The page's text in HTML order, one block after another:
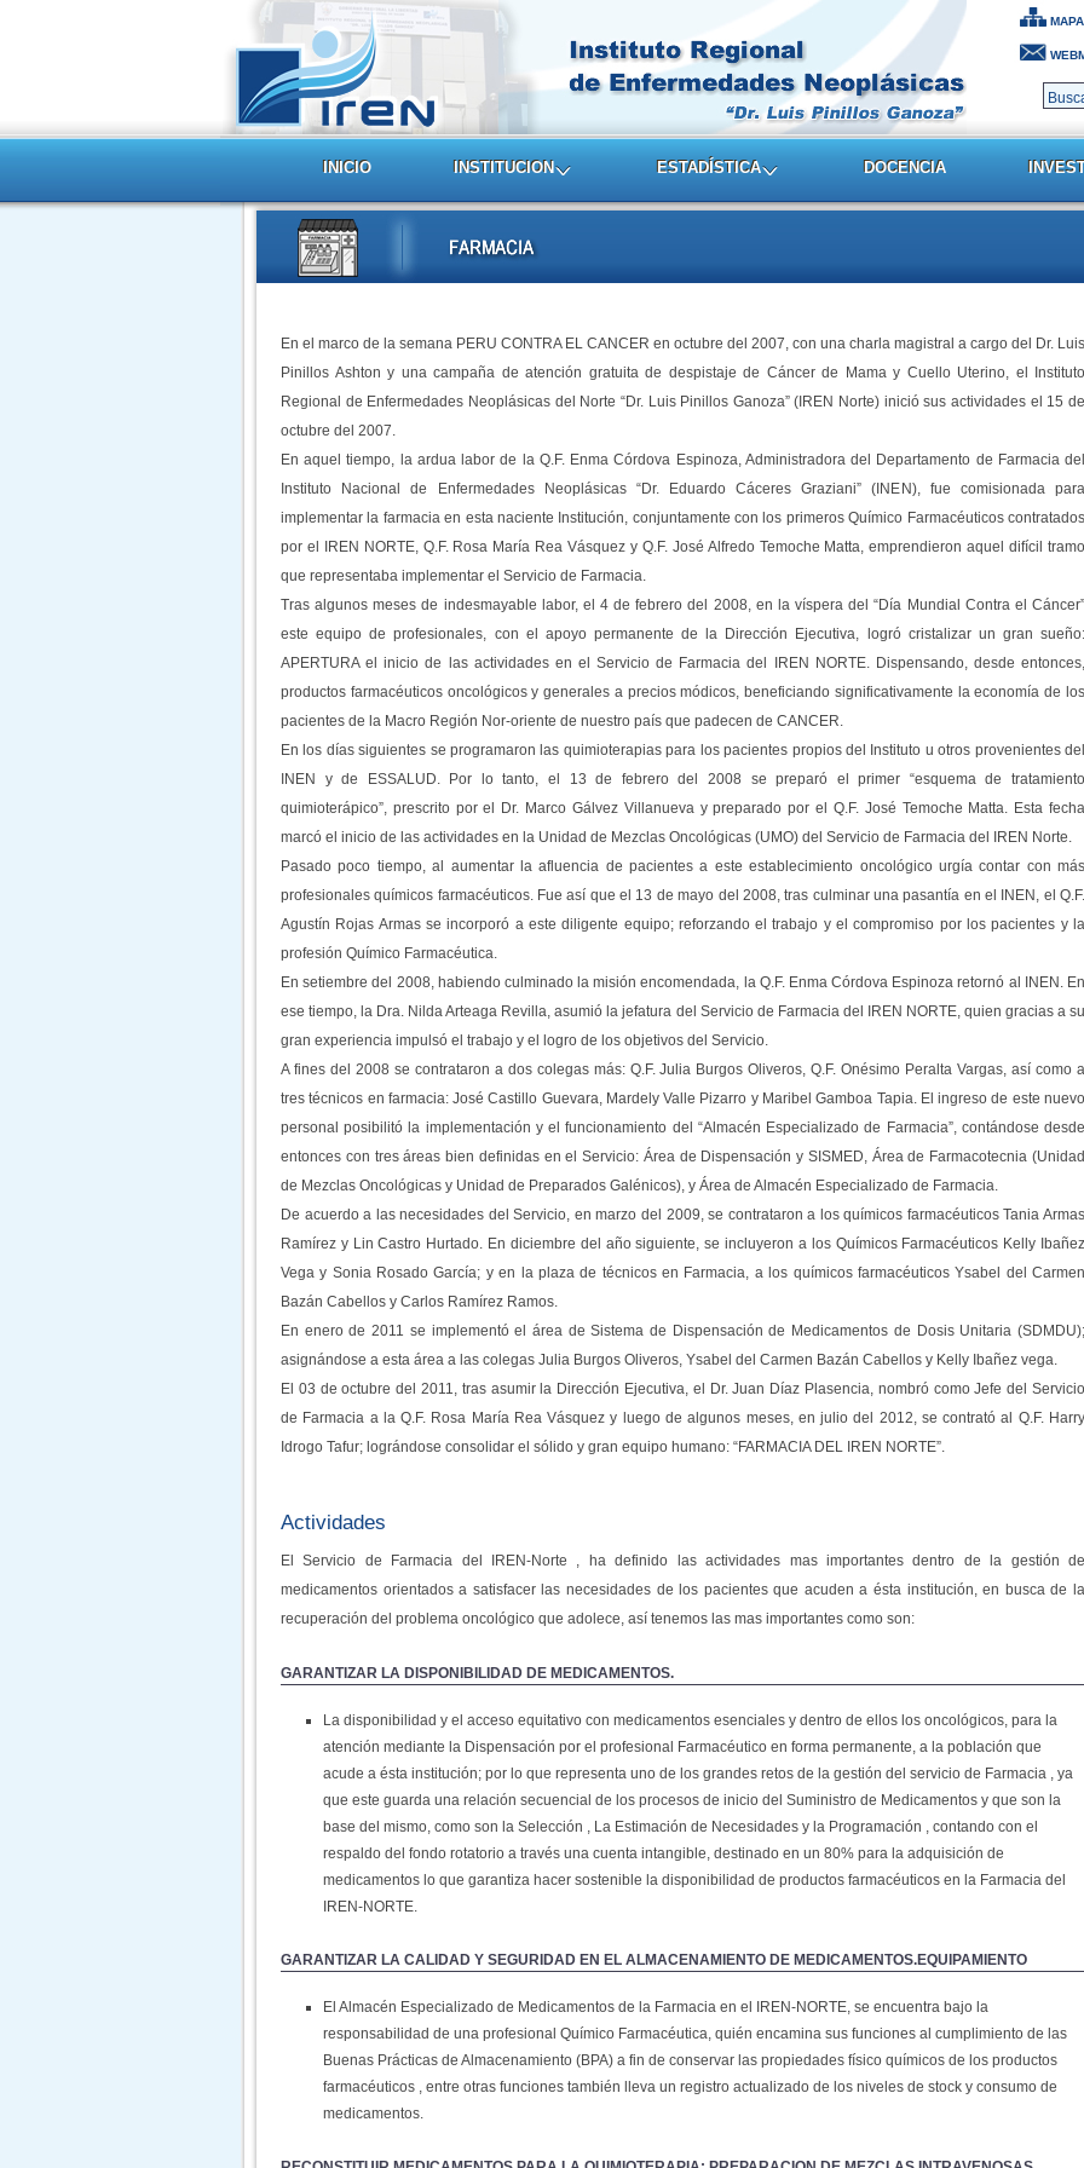
INICIO INSTITUCION ESTADÍSTICA DOCENCIA
En el marco de la semana PERU CONTRA EL CANCER en octubre del 2007, con una charla magistral a cargo del Dr. Luis
Pinillos Ashton y una campaña de atención gratuita de despistaje de Cáncer de Mama y Cuello Uterino, el Instituto
Regional de Enfermedades Neoplásicas del Norte “Dr. Luis Pinillos Ganoza” (IREN Norte) inició sus actividades el 15 de
octubre del 2007.
En aquel tiempo, la ardua labor de la Q.F. Enma Córdova Espinoza, Administradora del Departamento de Farmacia del
Instituto Nacional de Enfermedades Neoplásicas “Dr. Eduardo Cáceres Graziani” (INEN), fue comisionada para
implementar la farmacia en esta naciente Institución, conjuntamente con los primeros Químico Farmacéuticos contratados
por el IREN NORTE, Q.F. Rosa María Rea Vásquez y Q.F. José Alfredo Temoche Matta, emprendieron aquel difícil tramo
que representaba implementar el Servicio de Farmacia.
Tras algunos meses de indesmayable labor, el 4 de febrero del 2008, en la víspera del “Día Mundial Contra el Cáncer”
este equipo de profesionales, con el apoyo permanente de la Dirección Ejecutiva, logró cristalizar un gran sueño:
APERTURA el inicio de las actividades en el Servicio de Farmacia del IREN NORTE. Dispensando, desde entonces,
productos farmacéuticos oncológicos y generales a precios módicos, beneficiando significativamente la economía de los
pacientes de la Macro Región Nor-oriente de nuestro país que padecen de CANCER.
En los días siguientes se programaron las quimioterapias para los pacientes propios del Instituto u otros provenientes del
INEN y de ESSALUD. Por lo tanto, el 13 de febrero del 2008 se preparó el primer “esquema de tratamiento
quimioterápico”, prescrito por el Dr. Marco Gálvez Villanueva y preparado por el Q.F. José Temoche Matta. Esta fecha
marcó el inicio de las actividades en la Unidad de Mezclas Oncológicas (UMO) del Servicio de Farmacia del IREN Norte.
Pasado poco tiempo, al aumentar la afluencia de pacientes a este establecimiento oncológico urgía contar con más
profesionales químicos farmacéuticos. Fue así que el 13 de mayo del 2008, tras culminar una pasantía en el INEN, el Q.F.
Agustín Rojas Armas se incorporó a este diligente equipo; reforzando el trabajo y el compromiso por los pacientes y la
profesión Químico Farmacéutica.
En setiembre del 2008, habiendo culminado la misión encomendada, la Q.F. Enma Córdova Espinoza retornó al INEN. En
ese tiempo, la Dra. Nilda Arteaga Revilla, asumió la jefatura del Servicio de Farmacia del IREN NORTE, quien gracias a su
gran experiencia impulsó el trabajo y el logro de los objetivos del Servicio.
A fines del 2008 se contrataron a dos colegas más: Q.F. Julia Burgos Oliveros, Q.F. Onésimo Peralta Vargas, así como a
tres técnicos en farmacia: José Castillo Guevara, Mardely Valle Pizarro y Maribel Gamboa Tapia. El ingreso de este nuevo
personal posibilitó la implementación y el funcionamiento del “Almacén Especializado de Farmacia”, contándose desde
entonces con tres áreas bien definidas en el Servicio: Área de Dispensación y SISMED, Área de Farmacotecnia (Unidad
de Mezclas Oncológicas y Unidad de Preparados Galénicos), y Área de Almacén Especializado de Farmacia.
De acuerdo a las necesidades del Servicio, en marzo del 2009, se contrataron a los químicos farmacéuticos Tania Armas
Ramírez y Lin Castro Hurtado. En diciembre del año siguiente, se incluyeron a los Químicos Farmacéuticos Kelly Ibañez
Vega y Sonia Rosado García; y en la plaza de técnicos en Farmacia, a los químicos farmacéuticos Ysabel del Carmen
Bazán Cabellos y Carlos Ramírez Ramos.
En enero de 2011 se implementó el área de Sistema de Dispensación de Medicamentos de Dosis Unitaria (SDMDU);
asignándose a esta área a las colegas Julia Burgos Oliveros, Ysabel del Carmen Bazán Cabellos y Kelly Ibañez vega.
El 03 de octubre del 2011, tras asumir la Dirección Ejecutiva, el Dr. Juan Díaz Plasencia, nombró como Jefe del Servicio
de Farmacia a la Q.F. Rosa María Rea Vásquez y luego de algunos meses, en julio del 2012, se contrató al Q.F. Harry
Idrogo Tafur; lográndose consolidar el sólido y gran equipo humano: “FARMACIA DEL IREN NORTE”.
Actividades
El Servicio de Farmacia del IREN-Norte , ha definido las actividades mas importantes dentro de la gestión de
medicamentos orientados a satisfacer las necesidades de los pacientes que acuden a ésta institución, en busca de la
recuperación del problema oncológico que adolece, así tenemos las mas importantes como son:
GARANTIZAR LA DISPONIBILIDAD DE MEDICAMENTOS.
La disponibilidad y el acceso equitativo con medicamentos esenciales y dentro de ellos los oncológicos, para la
atención mediante la Dispensación por el profesional Farmacéutico en forma permanente, a la población que
acude a ésta institución; por lo que representa uno de los grandes retos de la gestión del servicio de Farmacia , ya
que este guarda una relación secuencial de los procesos de inicio del Suministro de Medicamentos y que son la
base del mismo, como son la Selección , La Estimación de Necesidades y la Programación , contando con el
respaldo del fondo rotatorio a través una cuenta intangible, destinado en un 80% para la adquisición de
medicamentos lo que garantiza hacer sostenible la disponibilidad de productos farmacéuticos en la Farmacia del
IREN-NORTE.
GARANTIZAR LA CALIDAD Y SEGURIDAD EN EL ALMACENAMIENTO DE MEDICAMENTOS.EQUIPAMIENTO
El Almacén Especializado de Medicamentos de la Farmacia en el IREN-NORTE, se encuentra bajo la
responsabilidad de una profesional Químico Farmacéutica, quién encamina sus funciones al cumplimiento de las
Buenas Prácticas de Almacenamiento (BPA) a fin de conservar las propiedades físico químicos de los productos
farmacéuticos , entre otras funciones también lleva un registro actualizado de los niveles de stock y consumo de
medicamentos.